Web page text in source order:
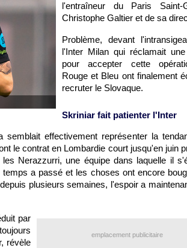
l'entraîneur du Paris Saint-
Christophe Galtier et de sa
Problème, devant
l'Inter Milan qui réclamait
pour accepter cette
Rouge et Bleu ont finalement
recruter le Slovaque.
Skriniar fait patienter l'Inter
effectivement représenter la
le contrat en Lombardie court jusqu'en juin
Nerazzurri, une équipe dans laquelle il
a passé et les choses ont encore
plusieurs semaines, l'espoir a
emplacement publicitaire
par
révèle